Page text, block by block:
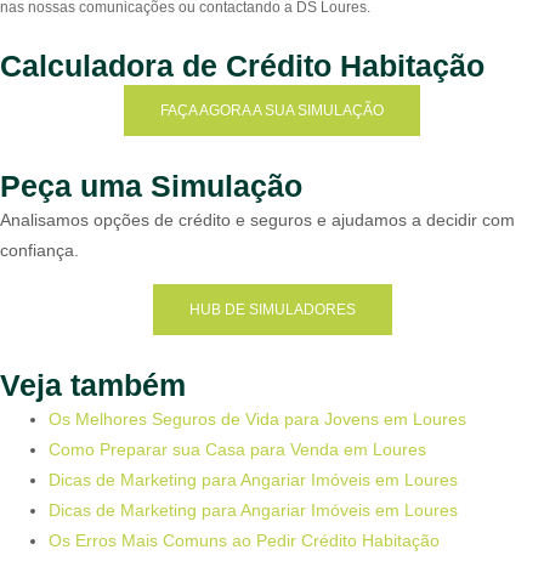
Calculadora de Crédito Habitação
FAÇA AGORA A SUA SIMULAÇÃO
Peça uma Simulação
Analisamos opções de crédito e seguros e ajudamos a decidir com
confiança.
HUB DE SIMULADORES
Veja também
Os Melhores Seguros de Vida para Jovens em Loures
Como Preparar sua Casa para Venda em Loures
Dicas de Marketing para Angariar Imóveis em Loures
Dicas de Marketing para Angariar Imóveis em Loures
Os Erros Mais Comuns ao Pedir Crédito Habitação